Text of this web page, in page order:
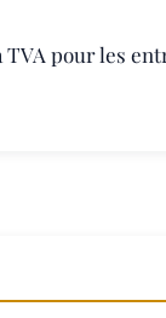
pour les